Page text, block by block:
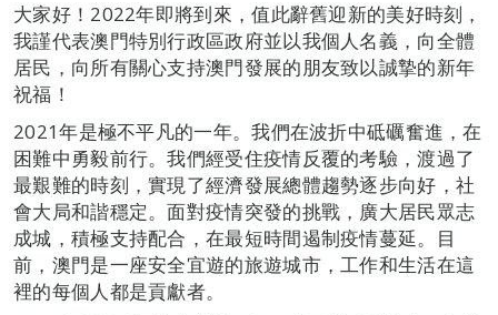
大家好！2022年即將到來，值此辭舊迎新的美好時刻，
我謹代表澳門特別行政區政府並以我個人名義，向全體
居民，向所有關心支持澳門發展的朋友致以誠摯的新年
祝福！
2021年是極不平凡的一年。我們在波折中砥礪奮進，在
困難中勇毅前行。我們經受住疫情反覆的考驗，渡過了
最艱難的時刻，實現了經濟發展總體趨勢逐步向好，社
會大局和諧穩定。面對疫情突發的挑戰，廣大居民眾志
成城，積極支持配合，在最短時間遏制疫情蔓延。目
前，澳門是一座安全宜遊的旅遊城市，工作和生活在這
裡的每個人都是貢獻者。